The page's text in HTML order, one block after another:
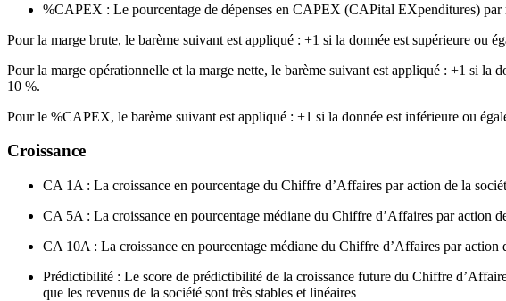
%CAPEX : Le pourcentage de dépenses en CAPEX (CAPital EXpenditures) par
Pour la marge brute, le barème suivant est appliqué : +1 si la donnée est supérieure ou
Pour la marge opérationnelle et la marge nette, le barème suivant est appliqué : +1 si la
10 %.
Pour le %CAPEX, le barème suivant est appliqué : +1 si la donnée est inférieure ou
Croissance
CA 1A : La croissance en pourcentage du Chiffre d’Affaires par action de la
CA 5A : La croissance en pourcentage médiane du Chiffre d’Affaires par action
CA 10A : La croissance en pourcentage médiane du Chiffre d’Affaires par action
Prédictibilité : Le score de prédictibilité de la croissance future du Chiffre
que les revenus de la société sont très stables et linéaires